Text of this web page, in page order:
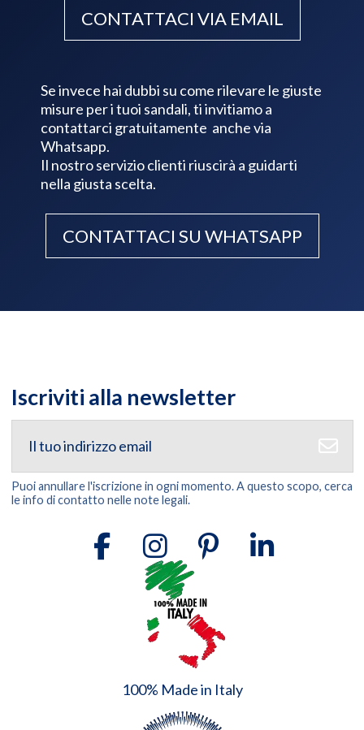
CONTATTACI VIA EMAIL
Se invece hai dubbi su come rilevare le giuste
misure per i tuoi sandali, ti invitiamo a
contattarci gratuitamente anche via
Whatsapp.
Il nostro servizio clienti riuscirà a guidarti
nella giusta scelta.
CONTATTACI SU WHATSAPP
Iscriviti alla newsletter
Puoi annullare l'iscrizione in ogni momento. A questo scopo, cerca
le info di contatto nelle note legali.
100% Made in Italy